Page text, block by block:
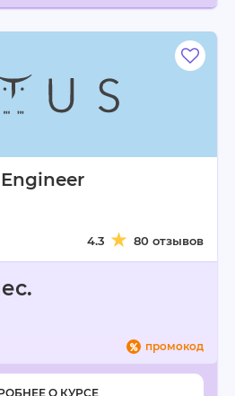
4.3 80 отзывов
промокод
О КУРСЕ